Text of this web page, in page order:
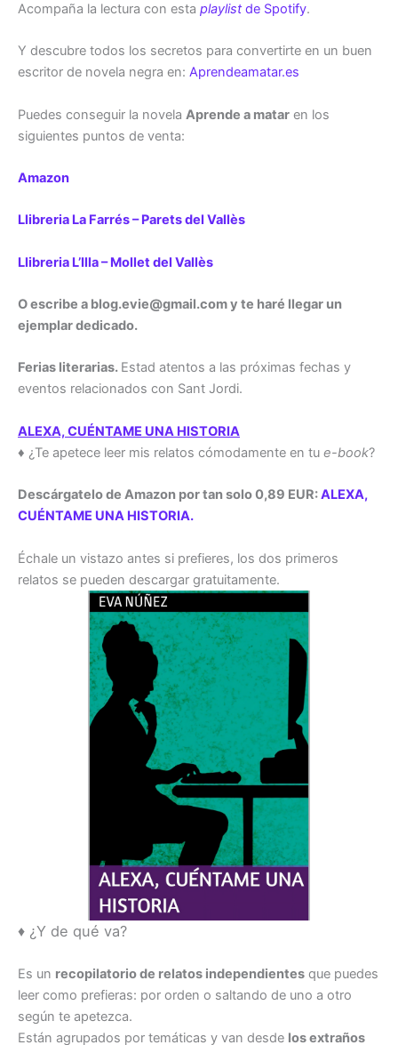
Acompaña la lectura con esta playlistde Spotify.
Y descubre todos los secretos para convertirte en un buen
escritor de novela negra en: Aprendeamatar.es
Puedes conseguir la novela Aprende a matar en los
siguientes puntos de venta:
Amazon
Llibreria La Farrés – Parets del Vallès
Llibreria L’Illa – Mollet del Vallès
O escribe a blog.evie@gmail.com y te haré llegar un
ejemplar dedicado.
Ferias literarias. Estad atentos a las próximas fechas y
eventos relacionados con Sant Jordi.
ALEXA, CUÉNTAME UNA HISTORIA
♦ ¿Te apetece leer mis relatos cómodamente en tu e-book?
Descárgatelo de Amazon por tan solo 0,89 EUR:ALEXA,
CUÉNTAME UNA HISTORIA.
Échale un vistazo antes si prefieres, los dos primeros
relatos se pueden descargar gratuitamente.
♦ ¿Y de qué va?
Es un recopilatorio de relatos independientes que puedes
leer como prefieras: por orden o saltando de uno a otro
según te apetezca.
Están agrupados por temáticas y van desde los extraños